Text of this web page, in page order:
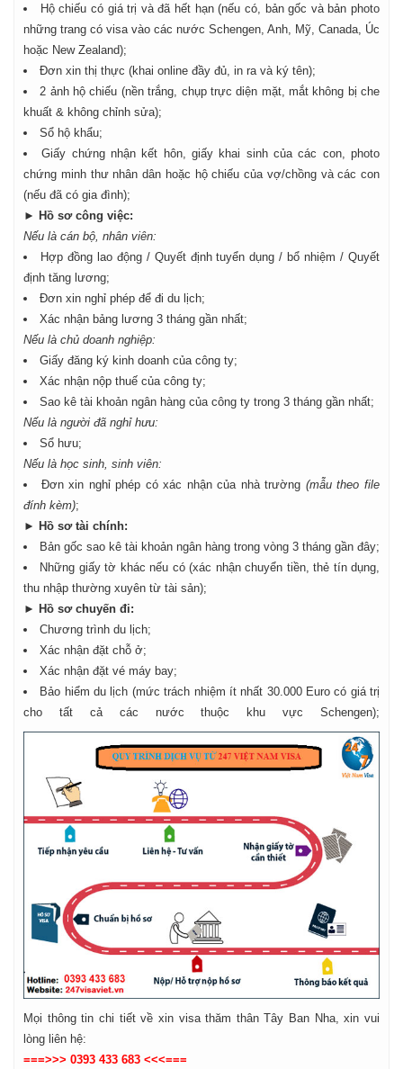
Hộ chiếu có giá trị và đã hết hạn (nếu có, bản gốc và bản photo
những trang có visa vào các nước Schengen, Anh, Mỹ, Canada, Úc
hoặc New Zealand);
Đơn xin thị thực (khai online đầy đủ, in ra và ký tên);
2 ảnh hộ chiếu (nền trắng, chụp trực diện mặt, mắt không bị che
khuất & không chỉnh sửa);
Sổ hộ khẩu;
Giấy chứng nhận kết hôn, giấy khai sinh của các con, photo
chứng minh thư nhân dân hoặc hộ chiếu của vợ/chồng và các con
(nếu đã có gia đình);
► Hồ sơ công việc:
Nếu là cán bộ, nhân viên:
Hợp đồng lao động / Quyết định tuyển dụng / bổ nhiệm / Quyết
định tăng lương;
Đơn xin nghỉ phép để đi du lịch;
Xác nhận bảng lương 3 tháng gần nhất;
Nếu là chủ doanh nghiệp:
Giấy đăng ký kinh doanh của công ty;
Xác nhận nộp thuế của công ty;
Sao kê tài khoản ngân hàng của công ty trong 3 tháng gần nhất;
Nếu là người đã nghỉ hưu:
Sổ hưu;
Nếu là học sinh, sinh viên:
Đơn xin nghỉ phép có xác nhận của nhà trường (mẫu theo file
đính kèm);
► Hồ sơ tài chính:
Bản gốc sao kê tài khoản ngân hàng trong vòng 3 tháng gần đây;
Những giấy tờ khác nếu có (xác nhận chuyển tiền, thẻ tín dụng,
thu nhập thường xuyên từ tài sản);
► Hồ sơ chuyến đi:
Chương trình du lịch;
Xác nhận đặt chỗ ở;
Xác nhận đặt vé máy bay;
Bảo hiểm du lịch (mức trách nhiệm ít nhất 30.000 Euro có giá trị
cho tất cả các nước thuộc khu vực Schengen);
Mọi thông tin chi tiết về xin visa thăm thân Tây Ban Nha, xin vui
lòng liên hệ:
===>>> 0393 433 683 <<<===